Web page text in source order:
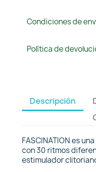
Condiciones de
Política de
Descripción
FASCINATION es
con 30 ritmos
estimulador